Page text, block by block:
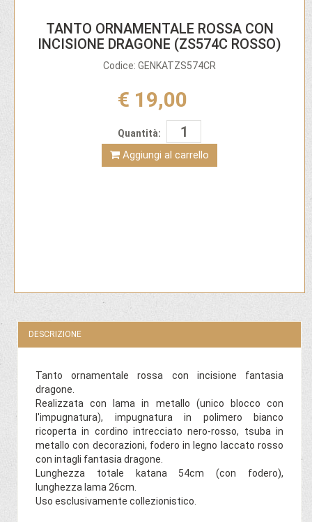
TANTO ORNAMENTALE ROSSA CON
INCISIONE DRAGONE (ZS574C ROSSO)
Codice: GENKATZS574CR
€ 19,00
Quantità:
Aggiungi al carrello
DESCRIZIONE
Tanto ornamentale rossa con incisione fantasia
dragone.
Realizzata con lama in metallo (unico blocco con
l'impugnatura), impugnatura in polimero bianco
ricoperta in cordino intrecciato nero-rosso, tsuba in
metallo con decorazioni, fodero in legno laccato rosso
con intagli fantasia dragone.
Lunghezza totale katana 54cm (con fodero),
lunghezza lama 26cm.
Uso esclusivamente collezionistico.